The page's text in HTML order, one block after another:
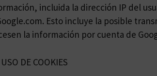
incluida la dirección IP del
Esto incluye la posible
la información por cuenta de
DE COOKIES